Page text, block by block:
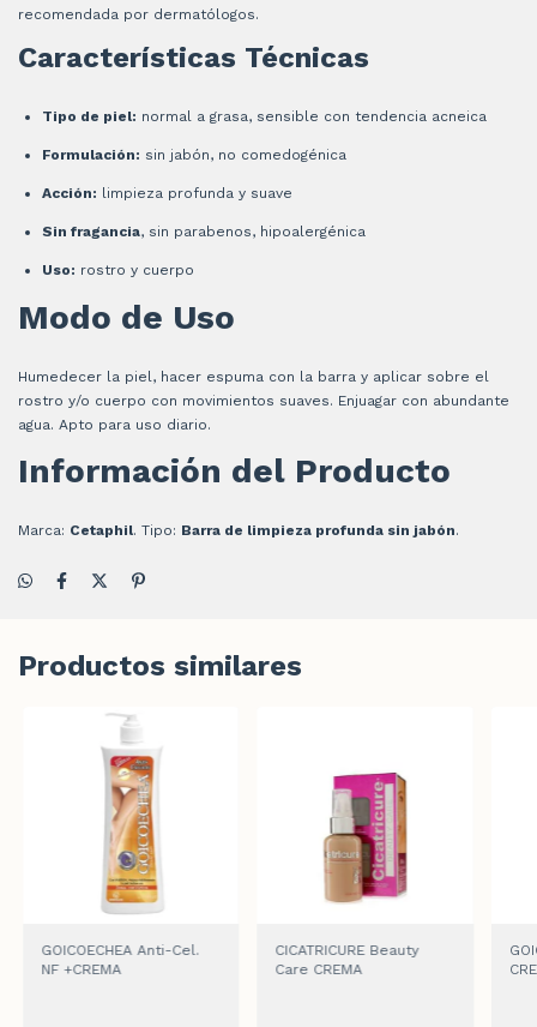
recomendada por dermatólogos.
Características Técnicas
Tipo de piel: normal a grasa, sensible con tendencia acneica
Formulación: sin jabón, no comedogénica
Acción: limpieza profunda y suave
Sin fragancia, sin parabenos, hipoalergénica
Uso: rostro y cuerpo
Modo de Uso
Humedecer la piel, hacer espuma con la barra y aplicar sobre el
rostro y/o cuerpo con movimientos suaves. Enjuagar con abundante
agua. Apto para uso diario.
Información del Producto
Marca: Cetaphil. Tipo: Barra de limpieza profunda sin jabón.
Productos similares
GOICOECHEA Anti-Cel.
NF +CREMA
CICATRICURE Beauty
Care CREMA